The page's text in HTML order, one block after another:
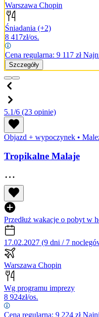
Warszawa Chopin
Śniadania (+2)
8 417zł/os.
Cena regularna: 9 117 zł
Szczegóły
5.1/6 (23 opinie)
Objazd + wypoczynek •
Tropikalne Malaje
Przedłuż wakacje o pobyt w
17.02.2027 (9 dni / 7
Warszawa Chopin
Wg programu imprezy
8 924zł/os.
Cena regularna: 9 224 zł